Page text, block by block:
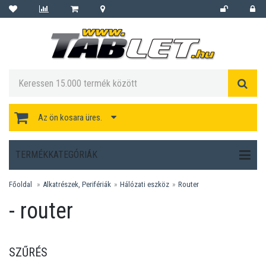
Az ön kosara üres.
TERMÉKKATEGÓRIÁK
Főoldal Alkatrészek, Perifériák Hálózati eszköz Router
- router
SZŰRÉS